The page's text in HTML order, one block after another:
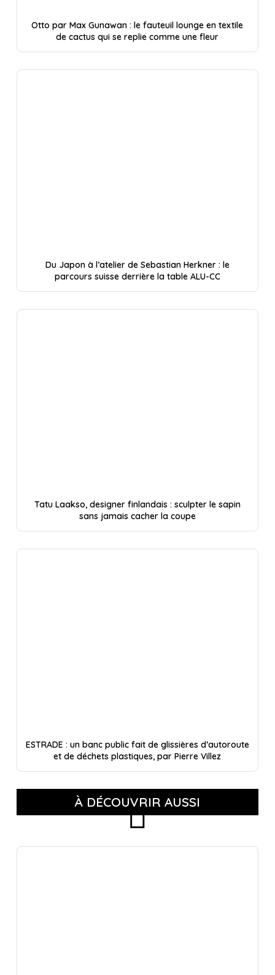
Otto par Max Gunawan : le fauteuil lounge en textile
de cactus qui se replie comme une fleur
Du Japon à l’atelier de Sebastian Herkner : le
parcours suisse derrière la table ALU-CC
Tatu Laakso, designer finlandais : sculpter le sapin
sans jamais cacher la coupe
ESTRADE : un banc public fait de glissières d’autoroute
et de déchets plastiques, par Pierre Villez
À DÉCOUVRIR AUSSI